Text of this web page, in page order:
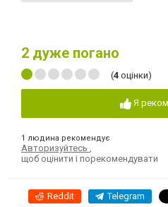
2 дуже погано
(4 оцінки)
Я
1 людина рекомендує
Авторизуйтесь
щоб оцінити і порекомендувати
Reddit Telegram